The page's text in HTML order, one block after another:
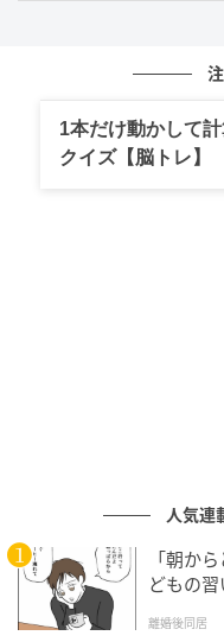
私に発言を促してく
落ち着いた声で順序
議のあと、「わかり
んなふうに感じなが
っています。
（20代女性・会社員）
1本だけ動かして
クイズ【脳トレ】
人気連
「朝か
どもの
離婚後同居